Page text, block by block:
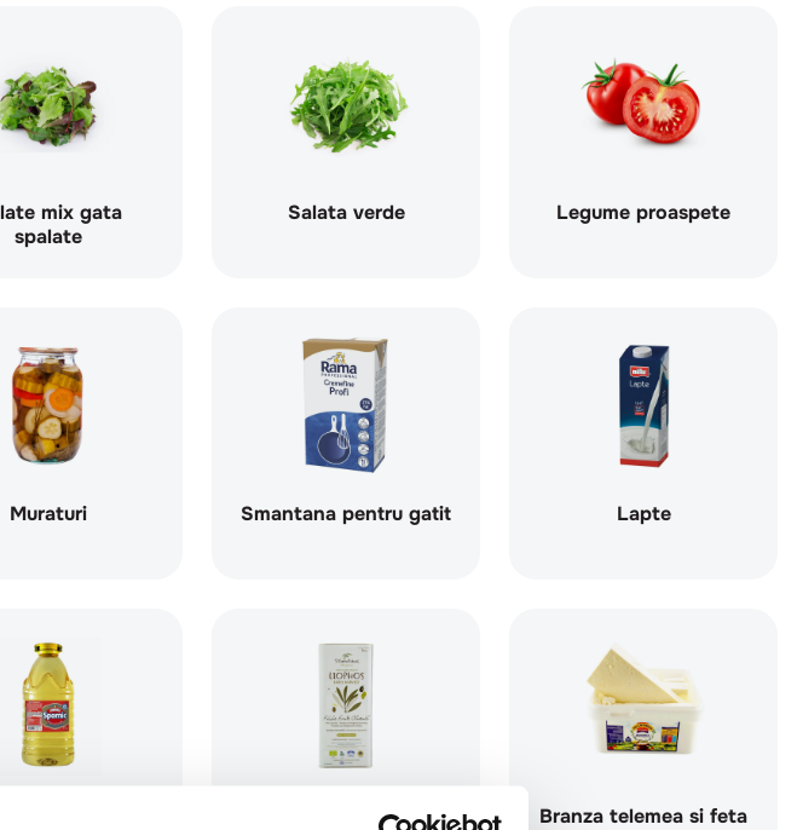
mix gata
spalate
Salata verde Legume proaspete
Muraturi Smantana pentru gatit Lapte
Ulei de masline Branza telemea si feta